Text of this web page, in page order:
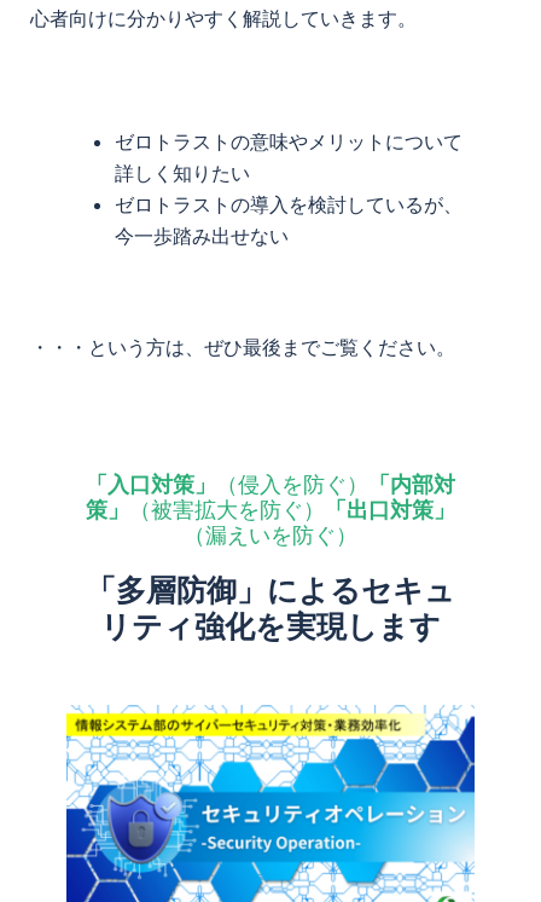
心者向けに分かりやすく解説していきます。
ゼロトラストの意味やメリットについて
詳しく知りたい
ゼロトラストの導入を検討しているが、
今一歩踏み出せない
・・・という方は、ぜひ最後までご覧ください。
「入口対策」 （侵入を防ぐ）
「内部対
策」
（被害拡大を防ぐ）
「出口対策」
（漏えいを防ぐ）
「多層防御」によるセキュ
リティ強化を実現します